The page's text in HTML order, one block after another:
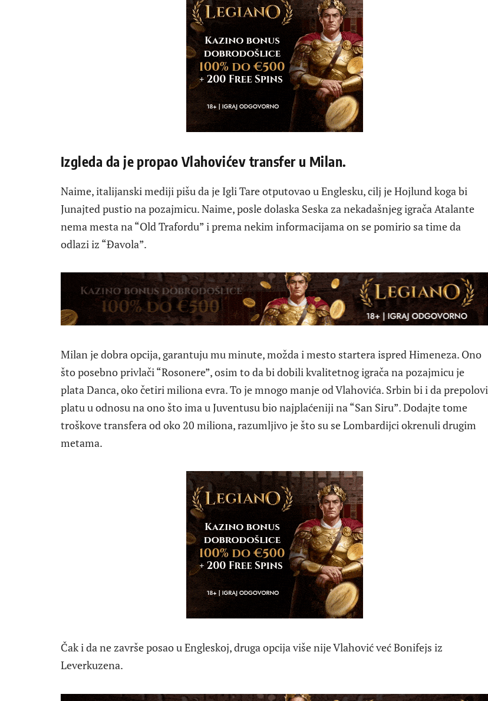
Izgleda da je propao Vlahovićev transfer u Milan.
Naime, italijanski mediji pišu da je Igli Tare otputovao u Englesku, cilj je Hojlund koga bi
Junajted pustio na pozajmicu. Naime, posle dolaska Seska za nekadašnjeg igrača Atalante
nema mesta na “Old Trafordu” i prema nekim informacijama on se pomirio sa time da
odlazi iz “Đavola”.
Milan je dobra opcija, garantuju mu minute, možda i mesto startera ispred Himeneza. Ono
što posebno privlači “Rosonere”, osim to da bi dobili kvalitetnog igrača na pozajmicu je
plata Danca, oko četiri miliona evra. To je mnogo manje od Vlahovića. Srbin bi i da prepolovi
platu u odnosu na ono što ima u Juventusu bio najplaćeniji na “San Siru”. Dodajte tome
troškove transfera od oko 20 miliona, razumljivo je što su se Lombardijci okrenuli drugim
metama.
Čak i da ne završe posao u Engleskoj, druga opcija više nije Vlahović već Bonifejs iz
Leverkuzena.